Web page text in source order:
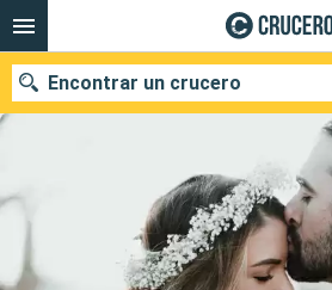
Encontrar un crucero
Nuestros destinos
Fecha de salida